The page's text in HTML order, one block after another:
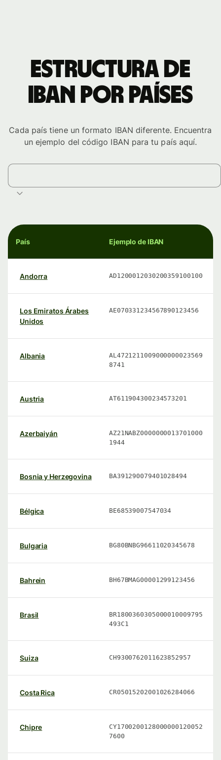
Estructura de
IBAN por países
Cada país tiene un formato IBAN diferente. Encuentra
un ejemplo del código IBAN para tu país aquí.
País Ejemplo de IBAN
Andorra AD1200012030200359100100
Los Emiratos Árabes
Unidos
AE070331234567890123456
Albania
AL4721211009000000023569
8741
Austria AT611904300234573201
Azerbaiyán
AZ21NABZ0000000013701000
1944
Bosnia y Herzegovina BA391290079401028494
Bélgica BE68539007547034
Bulgaria BG80BNBG96611020345678
Bahrein BH67BMAG00001299123456
Brasil
BR1800360305000010009795
493C1
Suiza CH9300762011623852957
Costa Rica CR05015202001026284066
Chipre
CY1700200128000000120052
7600